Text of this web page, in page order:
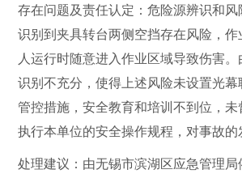
存在问题及责任认定：危险源辨识和
识别到夹具转台两侧空挡存在风险，
人运行时随意进入作业区域导致伤害
识别不充分，使得上述风险未设置光
管控措施，安全教育和培训不到位，
执行本单位的安全操作规程，对事故的
处理建议：由无锡市滨湖区应急管理